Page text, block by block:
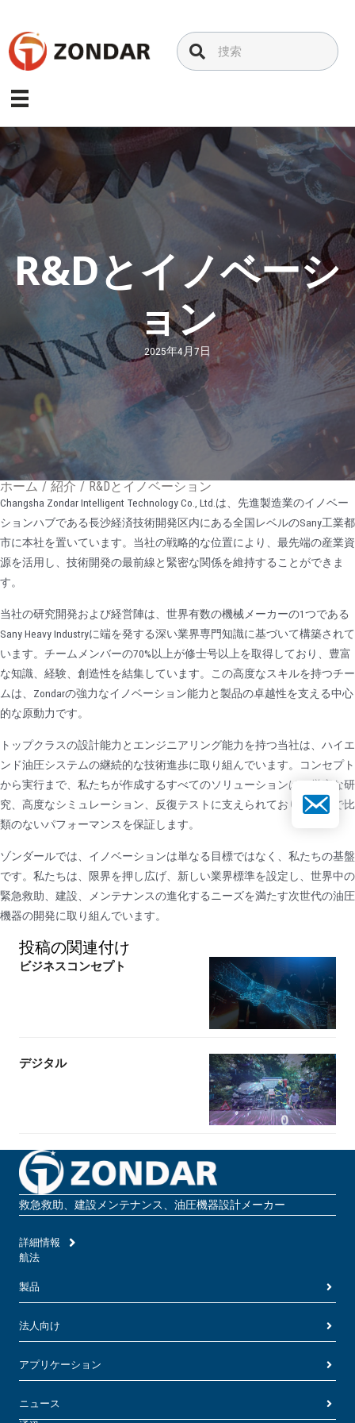
テ
ス
キ
ッ
プ
R&Dとイノベーシ
ョン
2025年4月7日
ホーム / 紹介 / R&Dとイノベーション
Changsha Zondar Intelligent Technology Co., Ltd.は、先進製造業のイノベー
ションハブである長沙経済技術開発区内にある全国レベルのSany工業都
市に本社を置いています。当社の戦略的な位置により、最先端の産業資
源を活用し、技術開発の最前線と緊密な関係を維持することができま
す。
当社の研究開発および経営陣は、世界有数の機械メーカーの1つである
Sany Heavy Industryに端を発する深い業界専門知識に基づいて構築されて
います。チームメンバーの70%以上が修士号以上を取得しており、豊富
な知識、経験、創造性を結集しています。この高度なスキルを持つチー
ムは、Zondarの強力なイノベーション能力と製品の卓越性を支える中心
的な原動力です。
トップクラスの設計能力とエンジニアリング能力を持つ当社は、ハイエ
ンド油圧システムの継続的な技術進歩に取り組んでいます。コンセプト
から実行まで、私たちが作成するすべてのソリューションは、厳密な研
究、高度なシミュレーション、反復テストに支えられており、現場で比
類のないパフォーマンスを保証します。
ゾンダールでは、イノベーションは単なる目標ではなく、私たちの基盤
です。私たちは、限界を押し広げ、新しい業界標準を設定し、世界中の
緊急救助、建設、メンテナンスの進化するニーズを満たす次世代の油圧
機器の開発に取り組んでいます。
投稿の関連付け
ビジネスコンセプト
デジタル
救急救助、建設メンテナンス、油圧機器設計メーカー
詳細情報
航法
製品
法人向け
アプリケーション
ニュース
メールア